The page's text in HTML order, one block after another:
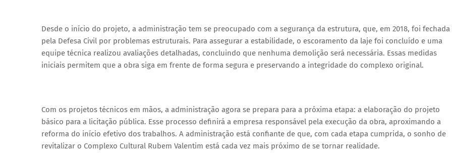
Desde o início do projeto, a administração tem se preocupado com a segurança da estrutura, que, em 2018, foi fechada
pela Defesa Civil por problemas estruturais. Para assegurar a estabilidade, o escoramento da laje foi concluído e uma
equipe técnica realizou avaliações detalhadas, concluindo que nenhuma demolição será necessária. Essas medidas
iniciais permitem que a obra siga em frente de forma segura e preservando a integridade do complexo original.
Com os projetos técnicos em mãos, a administração agora se prepara para a próxima etapa: a elaboração do projeto
básico para a licitação pública. Esse processo definirá a empresa responsável pela execução da obra, aproximando a
reforma do início efetivo dos trabalhos. A administração está confiante de que, com cada etapa cumprida, o sonho de
revitalizar o Complexo Cultural Rubem Valentim está cada vez mais próximo de se tornar realidade.